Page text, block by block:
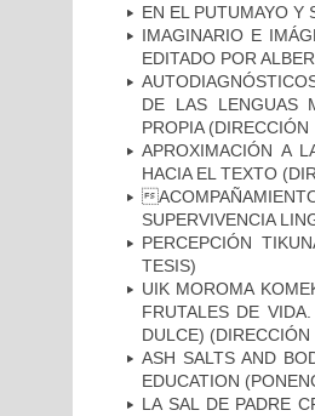
EN EL PUTUMAYO Y
IMAGINARIO E
EDITADO POR
DE LAS LENGUAS
PROPIA (DIRECCIÓN
APROXIMACIÓN A
HACIA EL TEXTO
ACOMPAÑAMIENTO
SUPERVIVENCIA
PERCEPCIÓN
TESIS)
UIK MOROMA
FRUTALES DE
DULCE)
ASH SALTS AND
EDUCATION
LA SAL DE PADRE